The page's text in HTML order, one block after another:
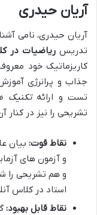
آریان حیدری
آریان حیدری، نامی
تدریسریاضیات در
کاریزماتیک خود
جذاب و پرانرژی
تست و ارائهتکنیک
تشریحی را نیز در
نقاط قوت: بیان
و آزمون های
و هم تشریحی را
استاد در کلاس
نقاط قابل بهبود: